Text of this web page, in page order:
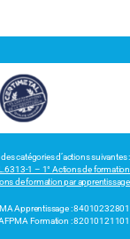
catégories d’actions suivantes :
1 – 1° Actions de formation
de formation par apprentissage
Apprentissage : 84010232801
AFPMA Formation : 82010121101